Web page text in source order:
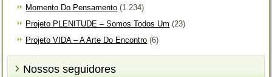
Momento Do Pensamento (1.234)
Projeto PLENITUDE – Somos Todos Um (23)
Projeto VIDA – A Arte Do Encontro (6)
Nossos seguidores